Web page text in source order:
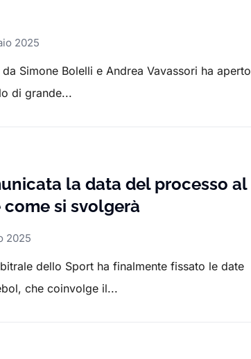
2025
Simone Bolelli e Andrea Vavassori ha aperto
di grande...
la data del processo al
come si svolgerà
2025
dello Sport ha finalmente fissato le date
che coinvolge il...